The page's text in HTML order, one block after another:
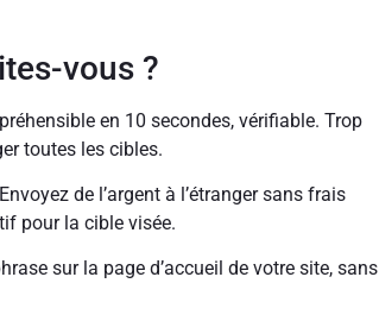
vous ?
en 10 secondes, vérifiable. Trop
toutes les cibles.
de l’argent à l’étranger sans frais
pour la cible visée.
sur la page d’accueil de votre site, sans